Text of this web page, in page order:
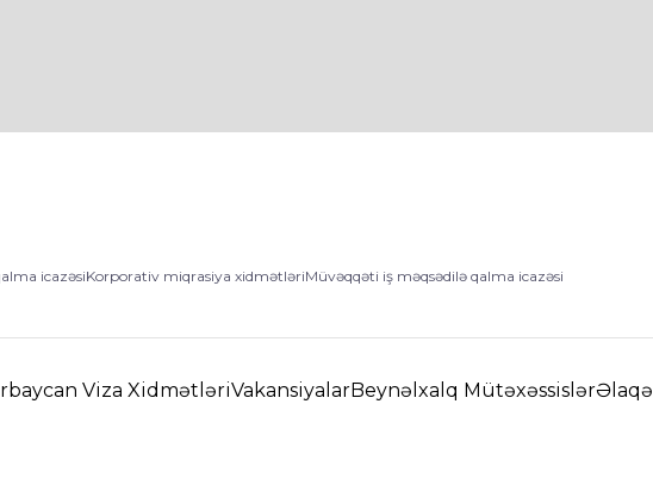
icazəsiKorporativ miqrasiya xidmətləriMüvəqqəti iş məqsədilə qalma icazəsi
Viza XidmətləriVakansiyalarBeynəlxalq MütəxəssislərƏlaqə